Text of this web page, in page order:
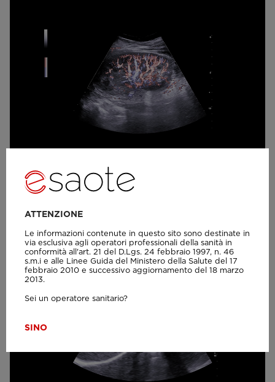
MyLab™C25 - X-FLOW 2
ATTENZIONE
Le informazioni contenute in questo sito sono destinate in
via esclusiva agli operatori professionali della sanità in
conformità all'art. 21 del D.Lgs. 24 febbraio 1997, n. 46
s.m.i e alle Linee Guida del Ministero della Salute del 17
febbraio 2010 e successivo aggiornamento del 18 marzo
2013.
Sei un operatore sanitario?
SINO